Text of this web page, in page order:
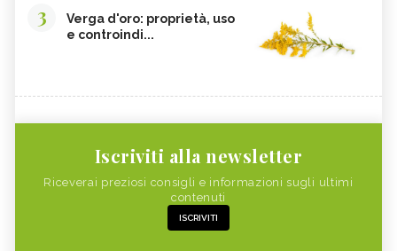
3
Verga d'oro: proprietà, uso
e controindi...
Iscriviti alla newsletter
Riceverai preziosi consigli e informazioni sugli ultimi
contenuti
ISCRIVITI